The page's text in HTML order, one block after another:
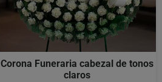
Corona Funeraria cabezal de tonos
claros